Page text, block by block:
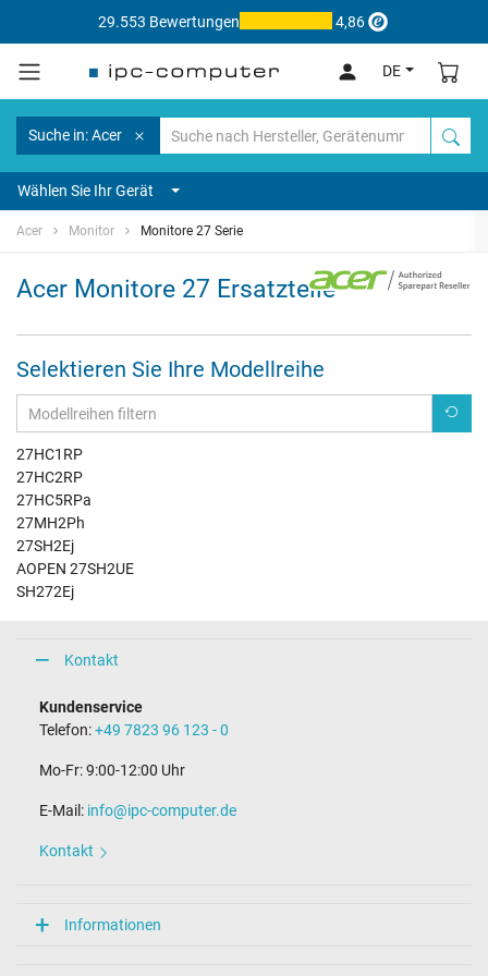
29.553 Bewertungen 4,86
DE
Suche in: Acer
Wählen Sie Ihr Gerät
Acer Monitor Monitore 27 Serie
Acer Monitore 27 Ersatzteile
Selektieren Sie Ihre Modellreihe
27HC1RP
27HC2RP
27HC5RPa
27MH2Ph
27SH2Ej
AOPEN 27SH2UE
SH272Ej
Kontakt
Kundenservice
Telefon:+49 7823 96 123 - 0
Mo-Fr: 9:00-12:00 Uhr
E-Mail: info@ipc-computer.de
Kontakt
Informationen